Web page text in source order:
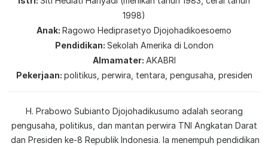
1998)
Anak Ragowo Hediprasetyo Djojohadikoesoemo
Pendidikan Sekolah Amerika di London
Almamater AKABRI
Pekerjaan politikus, perwira, tentara, pengusaha, presiden
H. Prabowo Subianto Djojohadikusumo adalah seorang
pengusaha, politikus, dan mantan perwira TNI Angkatan Darat
dan Presiden ke-8 Republik Indonesia. Ia menempuh pendidikan